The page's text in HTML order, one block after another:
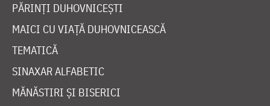
PĂRINȚI DUHOVNICEȘTI
MAICI CU VIAȚĂ DUHOVNICEASCĂ
TEMATICĂ
SINAXAR ALFABETIC
MĂNĂSTIRI ȘI BISERICI